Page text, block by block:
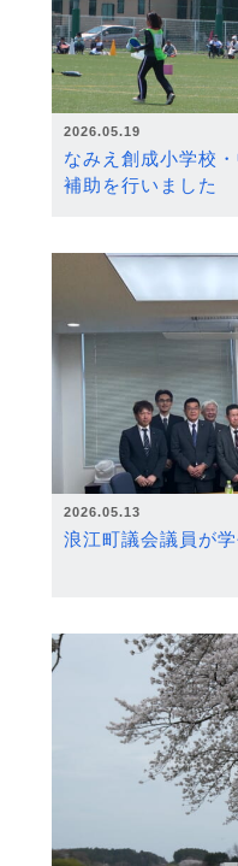
2026.05.19
なみえ創成小学校
補助を行いました
2026.05.13
浪江町議会議員が